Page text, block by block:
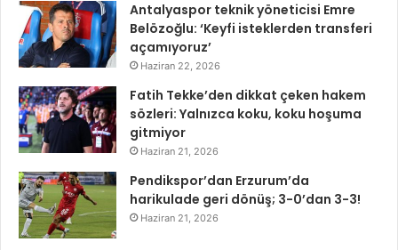
Antalyaspor teknik yöneticisi Emre
Belözoğlu: ‘Keyfi isteklerden transferi
açamıyoruz’
Haziran 22, 2026
Fatih Tekke’den dikkat çeken hakem
sözleri: Yalnızca koku, koku hoşuma
gitmiyor
Haziran 21, 2026
Pendikspor’dan Erzurum’da
harikulade geri dönüş; 3-0’dan 3-3!
Haziran 21, 2026